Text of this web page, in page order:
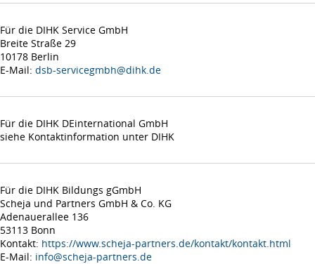
Für die DIHK Service GmbH
Breite Straße 29
10178 Berlin
E-Mail: dsb-servicegmbh@dihk.de
Für die DIHK DEinternational GmbH
siehe Kontaktinformation unter DIHK
Für die DIHK Bildungs gGmbH
Scheja und Partners GmbH & Co. KG
Adenauerallee 136
53113 Bonn
Kontakt: https://www.scheja-partners.de/kontakt/kontakt.html
E-Mail: info@scheja-partners.de